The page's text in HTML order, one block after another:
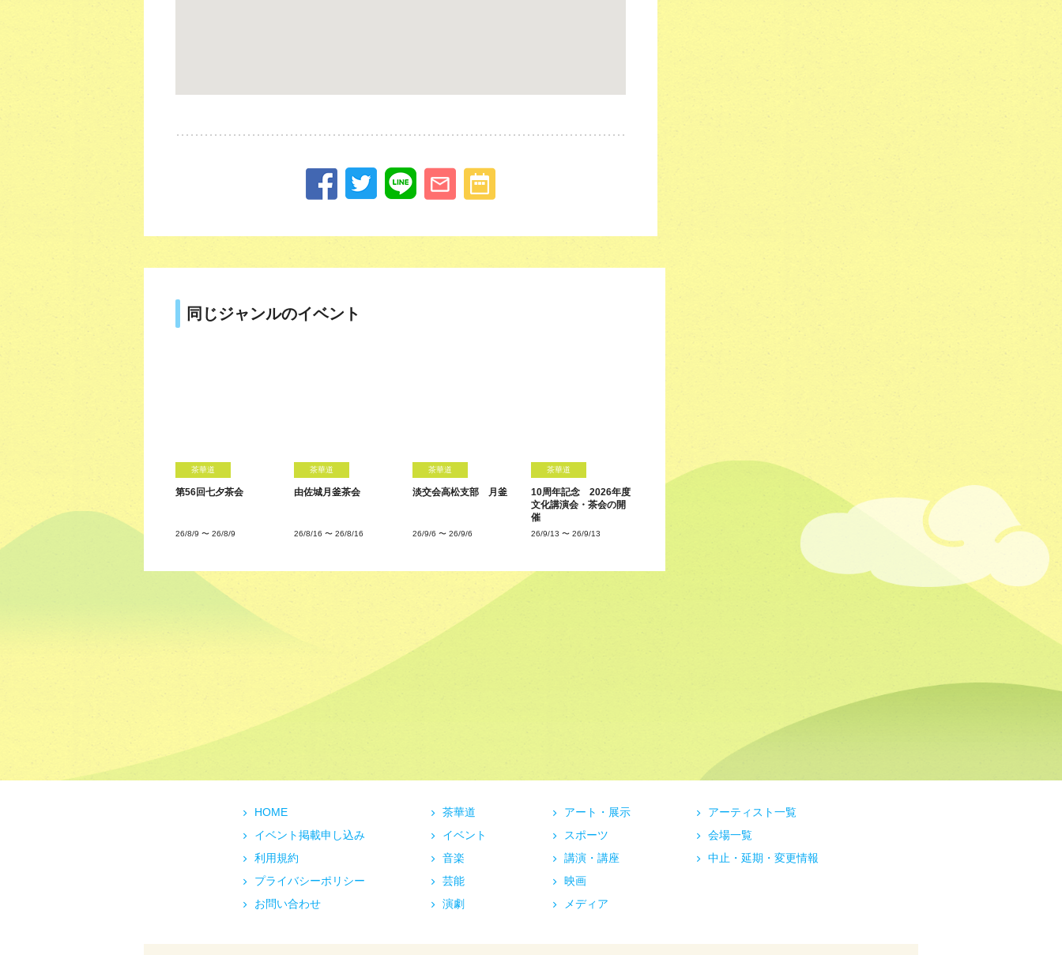
同じジャンルのイベント
茶華道
第56回七夕茶会
26/8/9 〜 26/8/9
茶華道
由佐城月釜茶会
26/8/16 〜 26/8/16
茶華道
淡交会高松支部 月釜
26/9/6 〜 26/9/6
茶華道
10周年記念 2026年度
文化講演会・茶会の開
催
26/9/13 〜 26/9/13
HOME
イベント掲載申し込み
利用規約
プライバシーポリシー
お問い合わせ
茶華道
イベント
音楽
芸能
演劇
アート・展示
スポーツ
講演・講座
映画
メディア
アーティスト一覧
会場一覧
中止・延期・変更情報